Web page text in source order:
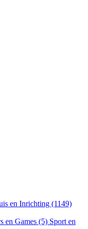
en Inrichting (1149)
en Games (5) Sport en